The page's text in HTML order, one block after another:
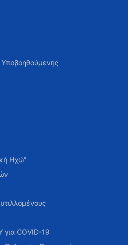
Ηχώ”
για COVID-19